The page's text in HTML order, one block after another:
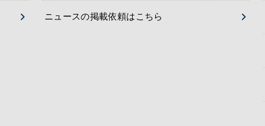
ニュースの掲載依頼はこちら